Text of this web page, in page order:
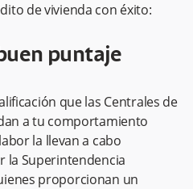
de vivienda con éxito:
puntaje
que las Centrales de
a tu comportamiento
la llevan a cabo
la Superintendencia
proporcionan un